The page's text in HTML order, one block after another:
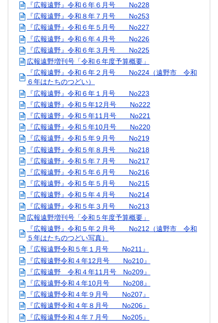
『広報遠野』令和６年６月号 No228
『広報遠野』令和８年７月号 No253
『広報遠野』令和６年５月号 No227
『広報遠野』令和６年４月号 No226
『広報遠野』令和６年３月号 No225
広報遠野増刊号「令和６年度予算概要」
『広報遠野』令和６年２月号 No224（遠野市 令和
６年はたちのつどい）
『広報遠野』令和６年１月号 No223
『広報遠野』令和５年12月号 No222
『広報遠野』令和５年11月号 No221
『広報遠野』令和５年10月号 No220
『広報遠野』令和５年９月号 No219
『広報遠野』令和５年８月号 No218
『広報遠野』令和５年７月号 No217
『広報遠野』令和５年６月号 No216
『広報遠野』令和５年５月号 No215
『広報遠野』令和５年４月号 No214
『広報遠野』令和５年３月号 No213
広報遠野増刊号「令和５年度予算概要」
『広報遠野』令和５年２月号 No212（遠野市 令和
５年はたちのつどい写真）
『広報遠野令和５年１月号 No211』
『広報遠野令和４年12月号 No210』
『広報遠野 令和４年11月号 No209』
『広報遠野令和４年10月号 No208』
『広報遠野令和４年９月号 No207』
『広報遠野令和４年８月号 No206』
『広報遠野令和４年７月号 No205』